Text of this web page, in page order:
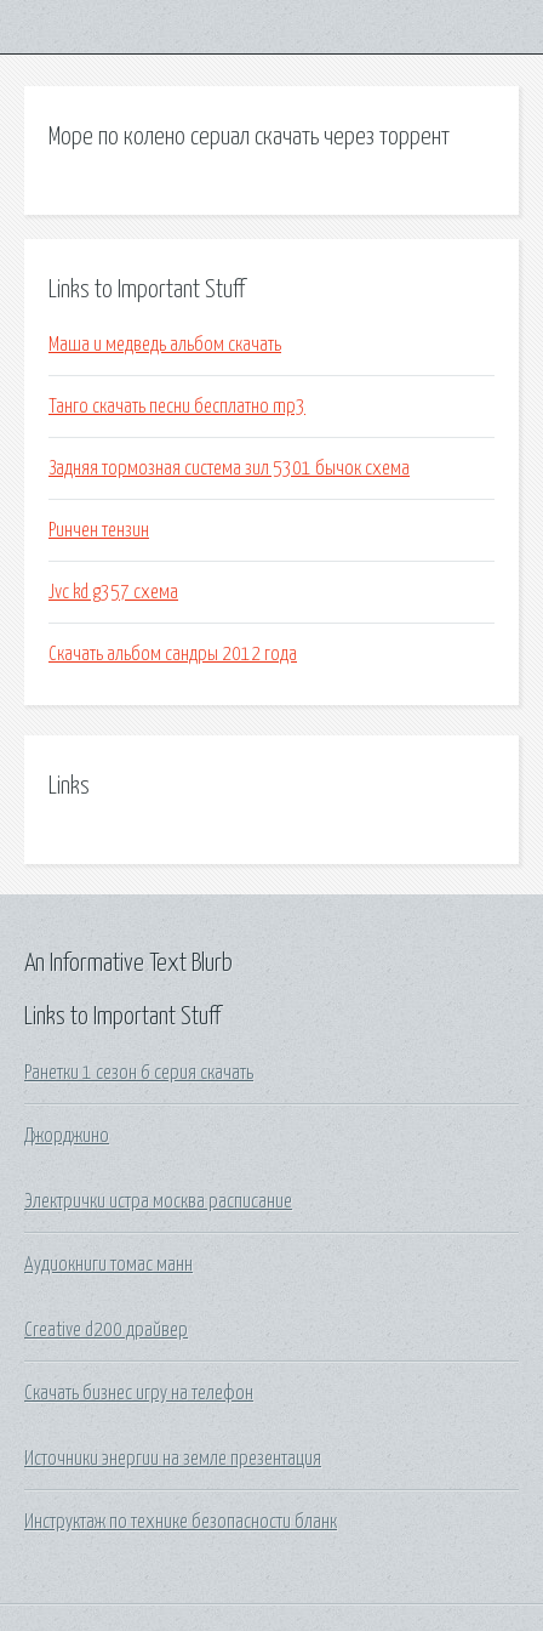
Море по колено сериал скачать через торрент
Links to Important Stuff
Маша и медведь альбом скачать
Танго скачать песни бесплатно mp3
Задняя тормозная система зил 5301 бычок схема
Ринчен тензин
Jvc kd g357 схема
Скачать альбом сандры 2012 года
Links
Links to Important Stuff
Ранетки 1 сезон 6 серия скачать
Джорджино
Электрички истра москва расписание
Аудиокниги томас манн
Creative d200 драйвер
Скачать бизнес игру на телефон
Источники энергии на земле презентация
Инструктаж по технике безопасности бланк
An Informative Text Blurb